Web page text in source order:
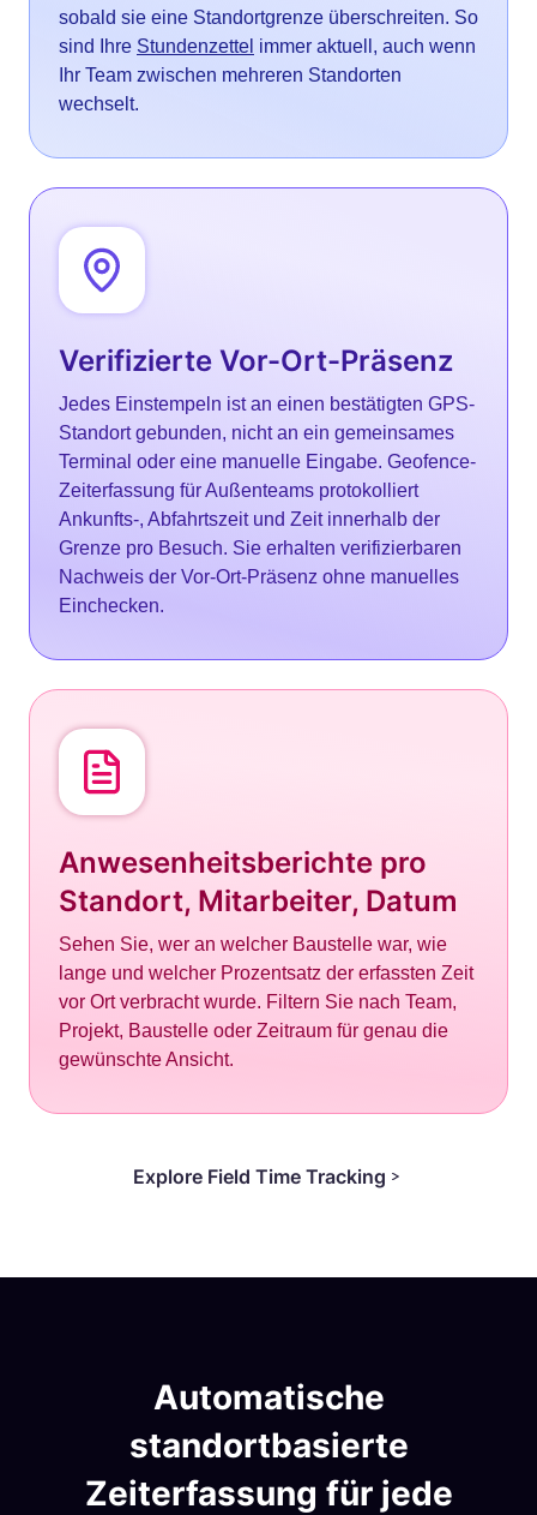
sobald sie eine Standortgrenze überschreiten. So
sind Ihre Stundenzettel immer aktuell, auch wenn
Ihr Team zwischen mehreren Standorten
wechselt.
Verifizierte Vor-Ort-Präsenz
Jedes Einstempeln ist an einen bestätigten GPS-
Standort gebunden, nicht an ein gemeinsames
Terminal oder eine manuelle Eingabe. Geofence-
Zeiterfassung für Außenteams protokolliert
Ankunfts-, Abfahrtszeit und Zeit innerhalb der
Grenze pro Besuch. Sie erhalten verifizierbaren
Nachweis der Vor-Ort-Präsenz ohne manuelles
Einchecken.
Anwesenheitsberichte pro
Standort, Mitarbeiter, Datum
Sehen Sie, wer an welcher Baustelle war, wie
lange und welcher Prozentsatz der erfassten Zeit
vor Ort verbracht wurde. Filtern Sie nach Team,
Projekt, Baustelle oder Zeitraum für genau die
gewünschte Ansicht.
Explore Field Time Tracking
Automatische
standortbasierte
Zeiterfassung für jede